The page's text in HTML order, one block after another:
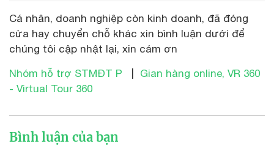
Cá nhân, doanh nghiệp còn kinh doanh, đã đóng
cửa hay chuyển chỗ khác xin bình luận dưới để
chúng tôi cập nhật lại, xin cám ơn
Nhóm hỗ trợ STMĐT P
Gian hàng online, VR 360
- Virtual Tour 360
Bình luận của bạn